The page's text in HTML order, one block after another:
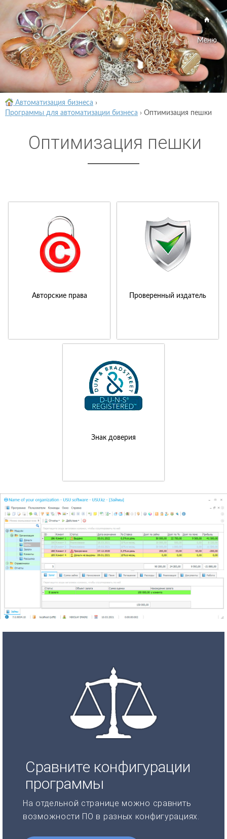
Меню
Автоматизация бизнеса ›
Программы для автоматизации бизнеса › Оптимизация пешки
Оптимизация пешки
Авторские права Проверенный издатель
Знак доверия
Сравните конфигурации
программы
На отдельной странице можно сравнить
возможности ПО в разных конфигурациях.